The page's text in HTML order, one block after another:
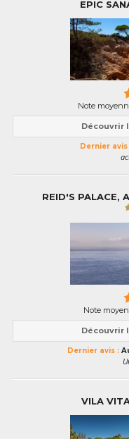
EPIC
Note
Découvrir
Dernier avis
REID'S PALACE,
Note
Découvrir
Dernier avis :
VILA